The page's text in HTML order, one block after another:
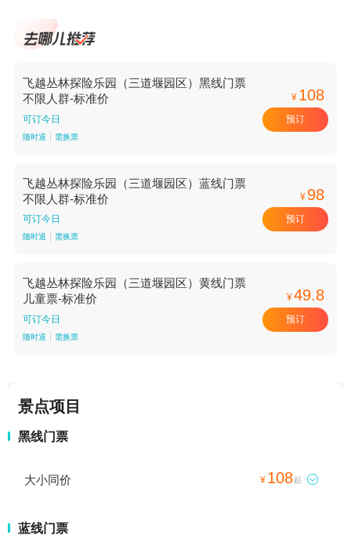
飞越丛林探险乐园（三道堰园区）黑线门票
不限人群-标准价
可订今日
随时退 需换票
¥ 108
预订
飞越丛林探险乐园（三道堰园区）蓝线门票
不限人群-标准价
可订今日
随时退 需换票
¥ 98
预订
飞越丛林探险乐园（三道堰园区）黄线门票
儿童票-标准价
可订今日
随时退 需换票
¥49.8
预订
景点项目
黑线门票
大小同价 ¥ 108起 
蓝线门票